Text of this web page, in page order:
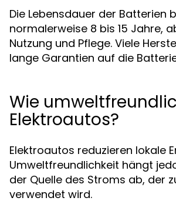
Die Lebensdauer der Batterien
normalerweise 8 bis 15 Jahre,
Nutzung und Pflege. Viele
lange Garantien auf die
Wie
Elektroautos?
Elektroautos reduzieren lokale
Umweltfreundlichkeit hängt
der Quelle des Stroms ab, der
verwendet wird.